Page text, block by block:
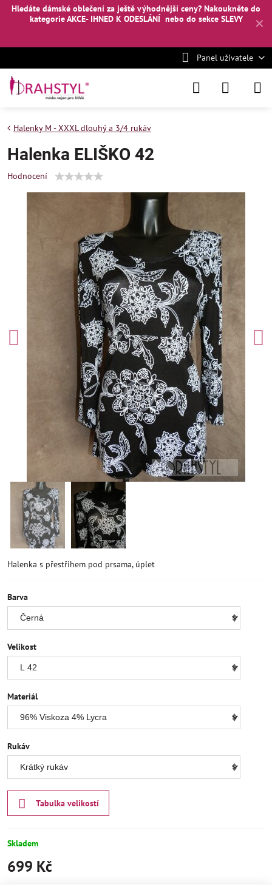
✕
Hledáte dámské oblečení za ještě výhodnější ceny? Nakoukněte do
kategorie AKCE- IHNED K ODESLÁNÍ nebo do sekce SLEVY
Panel uživatele
Halenky M - XXXL dlouhý a 3/4 rukáv
Halenka ELIŠKO 42
Hodnocení
Halenka s přestřihem pod prsama, úplet
Barva
Velikost
Materiál
Rukáv
Tabulka velikostí
Skladem
699 Kč